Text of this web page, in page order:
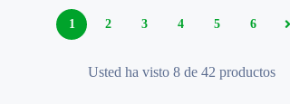
1 2 3 4 5 6
Usted ha visto 8 de 42 productos